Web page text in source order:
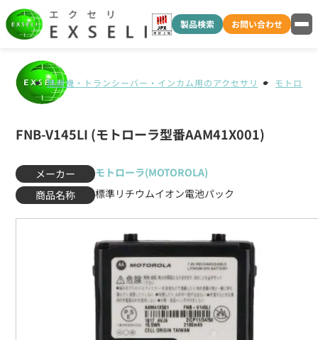
製品検索 お問い合わせ
無線機・トランシーバー・インカム用のアクセサリ モトロー
FNB-V145LI (モトローラ型番AAM41X001)
メーカー
モトローラ(MOTOROLA)
商品名称
標準リチウムイオン電池パック